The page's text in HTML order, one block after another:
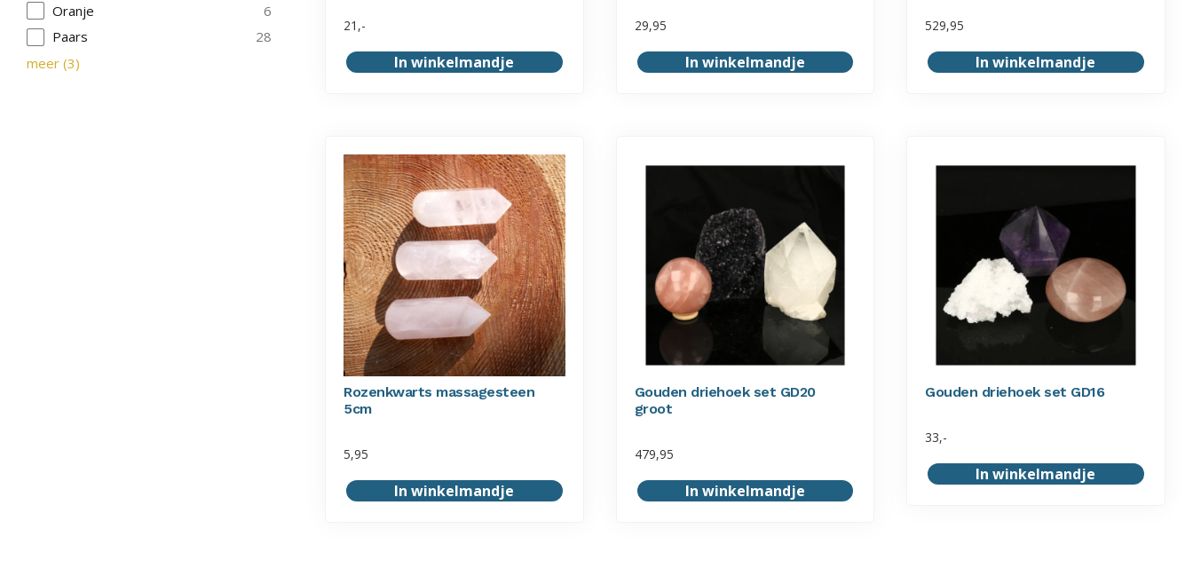
Oranje
6
Paars
28
meer (3)
21,-
In winkelmandje
29,95
In winkelmandje
529,95
In winkelmandje
Rozenkwarts massagesteen
5cm
5,95
In winkelmandje
Gouden driehoek set GD20
groot
479,95
In winkelmandje
Gouden driehoek set GD16
33,-
In winkelmandje